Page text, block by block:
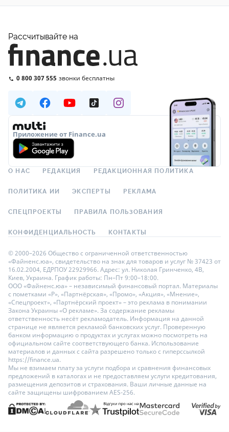
Рассчитывайте на
0 800 307 555 звонки бесплатны
Приложение от Finance.ua
О НАС РЕДАКЦИЯ РЕДАКЦИОННАЯ ПОЛИТИКА
ПОЛИТИКА ИИ ЭКСПЕРТЫ РЕКЛАМА
СПЕЦПРОЕКТЫ ПРАВИЛА ПОЛЬЗОВАНИЯ
КОНФИДЕНЦИАЛЬНОСТЬ КОНТАКТЫ
© 2000–2026 Общество с ограниченной ответственностью
«Файненс.юа», свидетельство на знак для товаров и услуг № 37423 от
16.02.2004, ЕДРПОУ 22929966. Адрес: ул. Николая Гринченко, 4В,
Киев, Украина. График работы: Пн–Пт 9:00–18:00.
ООО «Файненс.юа» – независимый финансовый портал. Материалы
с пометками «Р», «Партнёрская», «Промо», «Акция», «Мнение»,
«Спецпроект», «Партнёрский проект» – это реклама в понимании
Закона Украины «О рекламе». За содержание рекламы
ответственность несёт рекламодатель. Информация на данной
странице не является рекламой банковских услуг. Проверенную
банком информацию о продуктах и услугах можно посмотреть на
официальном сайте соответствующего банка. Использование
материалов и данных с сайта разрешено только с гиперссылкой
https://finance.ua.
Мы не взимаем плату за услуги подбора и сравнения финансовых
предложений в каталогах и не предоставляем услуги кредитования,
размещения депозитов и страхования. Ваши личные данные на
сайте защищены шифрованием AES-256.